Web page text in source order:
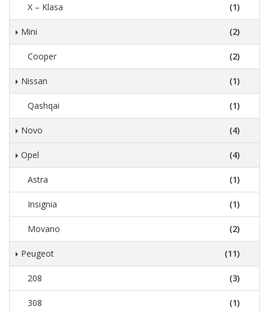
X – Klasa (1)
Mini (2)
Cooper (2)
Nissan (1)
Qashqai (1)
Novo (4)
Opel (4)
Astra (1)
Insignia (1)
Movano (2)
Peugeot (11)
208 (3)
308 (1)